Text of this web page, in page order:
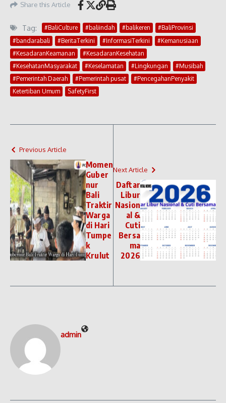
Share this Article
Tag: #BaliCulture #baliindah #balikeren
#BaliProvinsi
#bandarabali
#BeritaTerkini #InformasiTerkini
#Kemanusiaan
#KesadaranKeamanan
#KesadaranKesehatan
#KesehatanMasyarakat
#Keselamatan #Lingkungan
#Musibah
#Pemerintah Daerah
#Pemerintah pusat
#PencegahanPenyakit
Ketertiban Umum
SafetyFirst
Previous Article
Momen
Guber
nur
Bali
Traktir
Warga
di Hari
Tumpe
k
Krulut
Next Article
Daftar
Libur
Nasion
al &
Cuti
Bersa
ma
2026
admin